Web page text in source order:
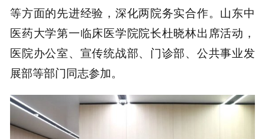
等方面的先进经验，深化两院务实合作。山东中
医药大学第一临床医学院院长杜晓林出席活动，
医院办公室、宣传统战部、门诊部、公共事业发
展部等部门同志参加。